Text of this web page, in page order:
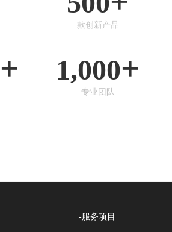
款创新产品
+ 1,000+
专业团队
-服务项目